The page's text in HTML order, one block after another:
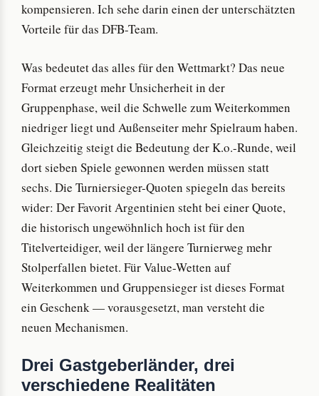
kompensieren. Ich sehe darin einen der unterschätzten
Vorteile für das DFB-Team.
Was bedeutet das alles für den Wettmarkt? Das neue
Format erzeugt mehr Unsicherheit in der
Gruppenphase, weil die Schwelle zum Weiterkommen
niedriger liegt und Außenseiter mehr Spielraum haben.
Gleichzeitig steigt die Bedeutung der K.o.-Runde, weil
dort sieben Spiele gewonnen werden müssen statt
sechs. Die Turniersieger-Quoten spiegeln das bereits
wider: Der Favorit Argentinien steht bei einer Quote,
die historisch ungewöhnlich hoch ist für den
Titelverteidiger, weil der längere Turnierweg mehr
Stolperfallen bietet. Für Value-Wetten auf
Weiterkommen und Gruppensieger ist dieses Format
ein Geschenk — vorausgesetzt, man versteht die
neuen Mechanismen.
Drei Gastgeberländer, drei
verschiedene Realitäten